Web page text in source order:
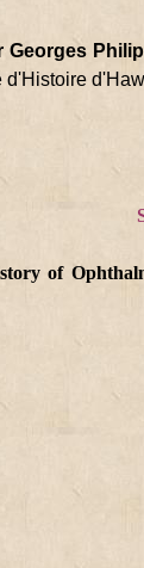
Georges
d'Histoire
of